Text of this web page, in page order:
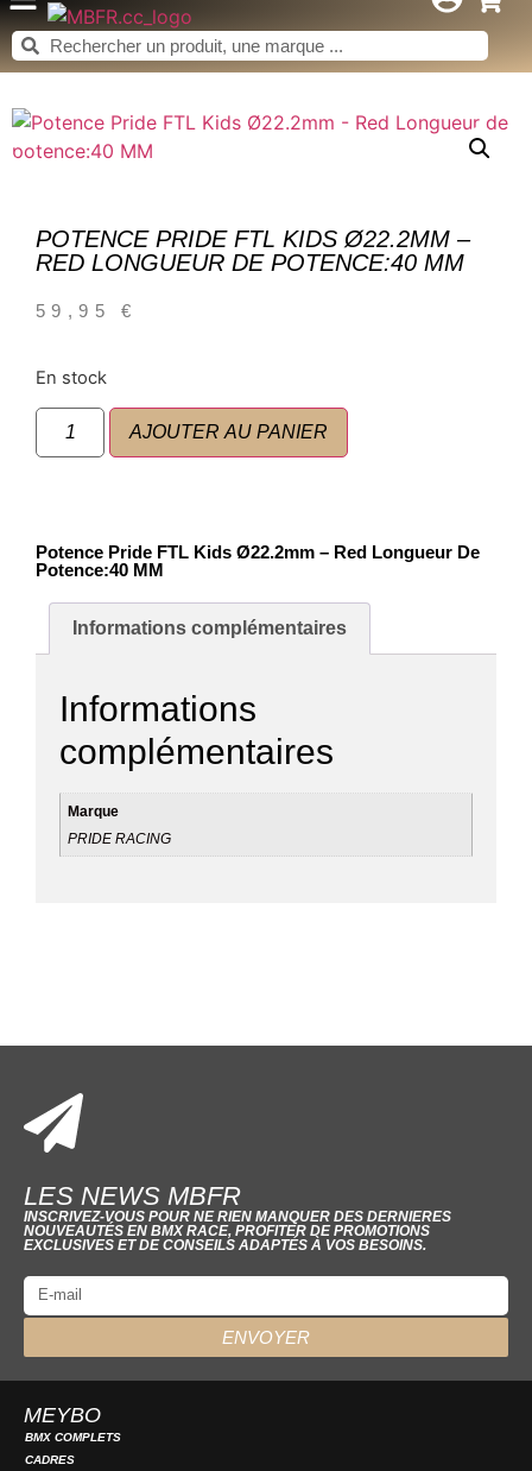
POTENCE PRIDE FTL KIDS Ø22.2MM –
RED LONGUEUR DE POTENCE:40 MM
59,95€
En stock
AJOUTER AU PANIER
Potence Pride FTL Kids Ø22.2mm – Red Longueur De
Potence:40 MM
Informations complémentaires
Informations
complémentaires
Marque
PRIDE RACING
LES NEWS MBFR
INSCRIVEZ-VOUS POUR NE RIEN MANQUER DES DERNIERES
NOUVEAUTÉS EN BMX RACE, PROFITER DE PROMOTIONS
EXCLUSIVES ET DE CONSEILS ADAPTÉS À VOS BESOINS.
ENVOYER
MEYBO
BMX COMPLETS
CADRES